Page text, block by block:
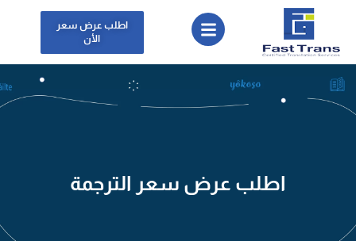
اطلب عرض سعر
الأن
اطلب عرض سعر الترجمة